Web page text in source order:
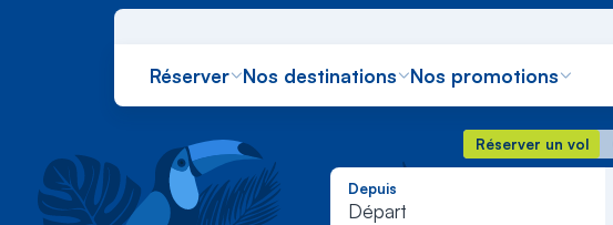
Réserver Nos destinations Nos promotions
Réserver un vol
Réserver un vol
Depuis
Départ